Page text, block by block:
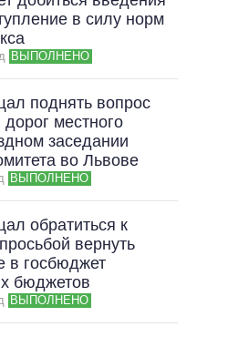
в силу норм
ВЫПОЛНЕНО
поднять вопрос
местного
заседании
во Львове
ВЫПОЛНЕНО
обратиться к
вернуть
в госбюджет
бюджетов
ВЫПОЛНЕНО